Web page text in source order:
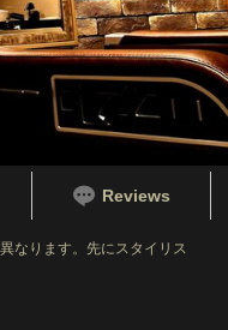
Reviews
なります。先にスタイリス